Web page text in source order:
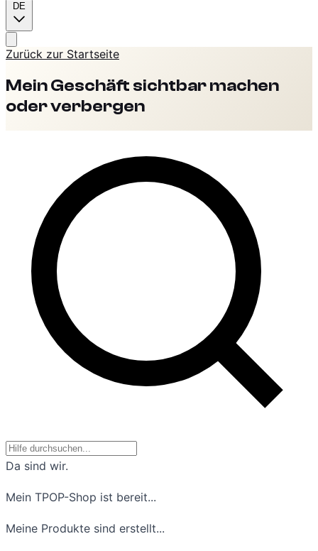
DE
Zurück zur Startseite
Mein Geschäft sichtbar machen
oder verbergen
Da sind wir.
Mein TPOP-Shop ist bereit...
Meine Produkte sind erstellt...